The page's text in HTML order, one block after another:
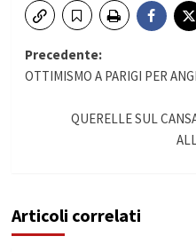
Navigazione
Precedente:
OTTIMISMO A PARIGI PER
QUERELLE SUL
Articoli correlati